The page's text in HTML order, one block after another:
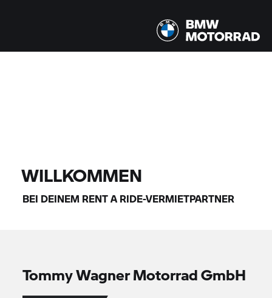
WILLKOMMEN
BEI DEINEM RENT A RIDE-VERMIETPARTNER
Tommy Wagner Motorrad GmbH